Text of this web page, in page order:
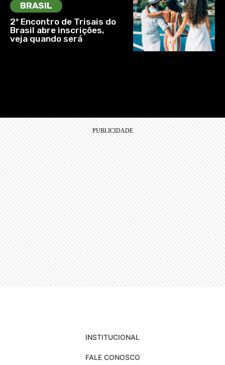
BRASIL
2º Encontro de Trisais do
Brasil abre inscrições,
veja quando será
INSTITUCIONAL
FALE CONOSCO